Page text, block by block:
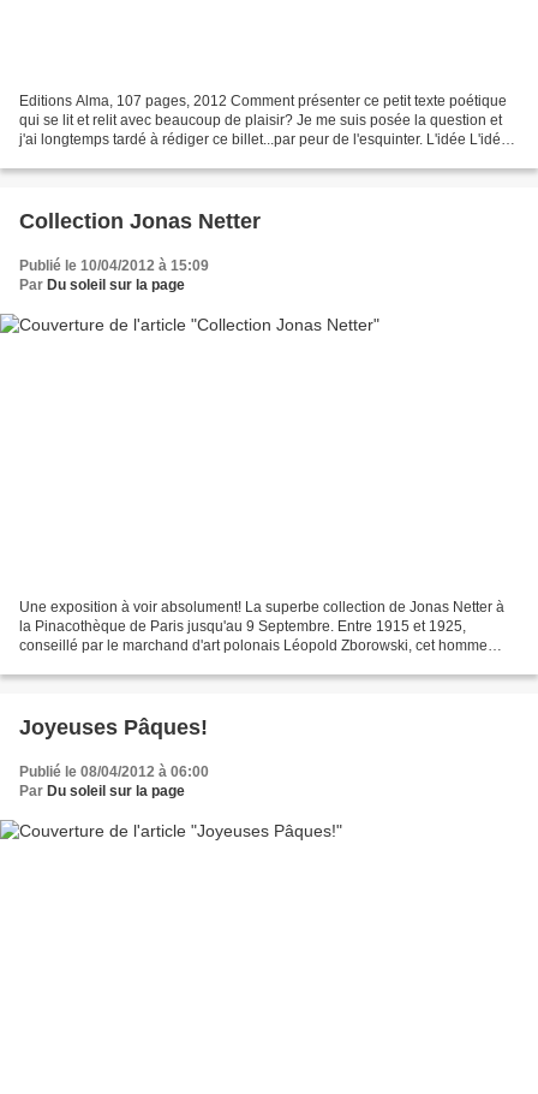
Editions Alma, 107 pages, 2012 Comment présenter ce petit texte poétique
qui se lit et relit avec beaucoup de plaisir? Je me suis posée la question et
j'ai longtemps tardé à rédiger ce billet...par peur de l'esquinter. L'idée L'idée
Collection Jonas Netter
Publié le 10/04/2012 à 15:09
Par Du soleil sur la page
Une exposition à voir absolument! La superbe collection de Jonas Netter à
la Pinacothèque de Paris jusqu'au 9 Septembre. Entre 1915 et 1925,
conseillé par le marchand d'art polonais Léopold Zborowski, cet homme
Joyeuses Pâques!
Publié le 08/04/2012 à 06:00
Par Du soleil sur la page